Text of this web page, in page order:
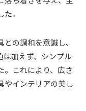
。
の調和を意識し、
は加えず、シンプル
。これにより、広さ
やインテリアの美し